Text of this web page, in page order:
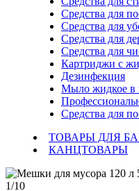
Средства для
Средства для
Средства для
Средства для
Картриджи с
Дезинфекция
Мыло жидкое в
Средства для
ТОВАРЫ ДЛЯ
КАНЦТОВАРЫ